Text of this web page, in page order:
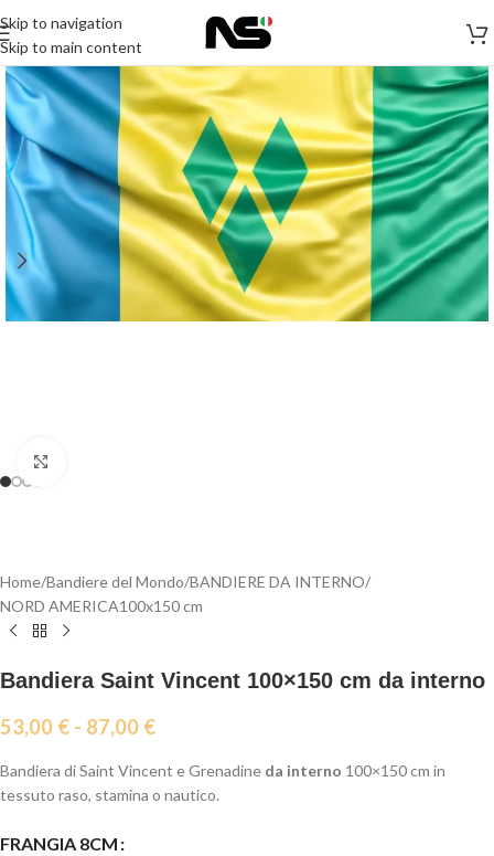
Skip to navigation
Skip to main content
Home/Bandiere del Mondo/BANDIERE DA INTERNO/
NORD AMERICA100x150 cm
Bandiera Saint Vincent 100×150 cm da interno
53,00 € - 87,00 €
Bandiera di Saint Vincent e Grenadine da interno 100×150 cm in
tessuto raso, stamina o nautico.
FRANGIA 8CM